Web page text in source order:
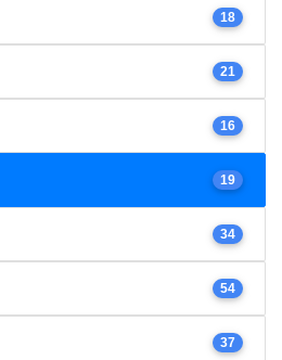
18
21
16
19
34
54
37